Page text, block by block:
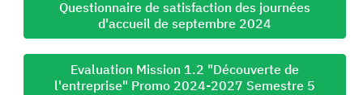
Questionnaire de satisfaction des journées
d'accueil de septembre 2024
Evaluation Mission 1.2 "Découverte de
l'entreprise" Promo 2024-2027 Semestre 5